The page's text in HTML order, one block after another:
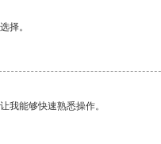
择。
我能够快速熟悉操作。